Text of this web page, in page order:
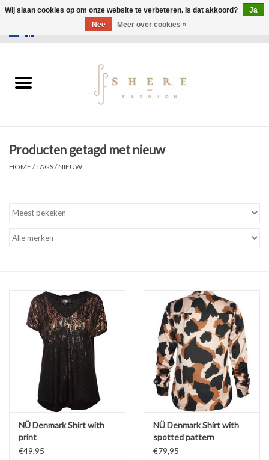
Jurken
Pakken
Accessoires
Merken
Producten getagd met nieuw
HOME /TAGS/NIEUW
NÜ Denmark Shirt with
print
€49,95
NÜ Denmark Shirt with
spotted pattern
€79,95
Wij slaan cookies op om onze website te verbeteren. Is dat akkoord?
Ja
Nee
Meer over cookies »